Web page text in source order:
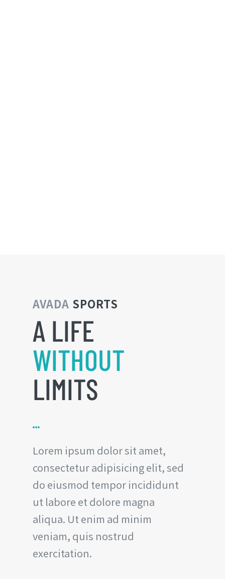
AVADA SPORTS
A LIFE
WITHOUT
LIMITS
Lorem ipsum dolor sit amet,
consectetur adipisicing elit, sed
do eiusmod tempor incididunt
ut labore et dolore magna
aliqua. Ut enim ad minim
veniam, quis nostrud
exercitation.